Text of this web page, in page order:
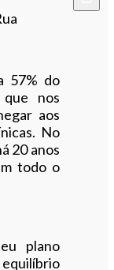
57% do
nos
aos
No
20 anos
todo o
plano